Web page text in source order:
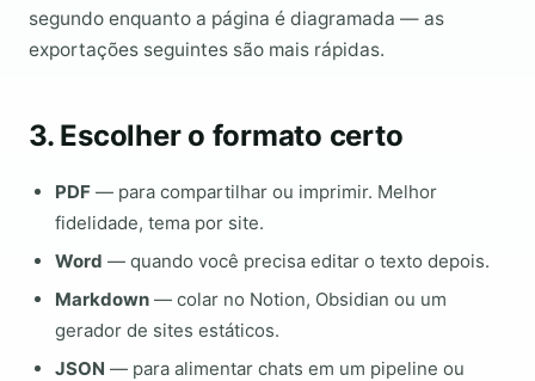
segundo enquanto a página é diagramada — as
exportações seguintes são mais rápidas.
3. Escolher o formato certo
PDF — para compartilhar ou imprimir. Melhor
fidelidade, tema por site.
Word — quando você precisa editar o texto depois.
Markdown — colar no Notion, Obsidian ou um
gerador de sites estáticos.
JSON — para alimentar chats em um pipeline ou